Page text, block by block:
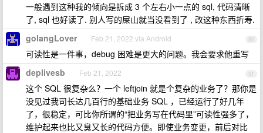
一般遇到这种我的倾向是拆成 3 个左右小一点的 sql, 代码清晰
了, sql 也好读了. 别人写的屎山就当没看到了 , 改这种东西折寿.
50
golangLover Feb 21, 2022 via Android
可读性是一件事，debug 困难是更大的问题。我会要求他重写
51
deplivesb Feb 21, 2022
这个 SQL 很复杂么？一个 leftjoin 就是个复杂的业务了？那你是
没见过我司长达几百行的基础业务 SQL ，已经运行了好几年
了，很稳定，可比你所谓的“把业务写在代码里”可读性强多了，
维护起来也比又臭又长的代码方便。即使业务变更，前后对比